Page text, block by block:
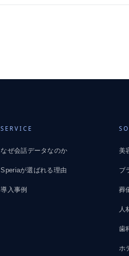
SERVICE
なぜ会話データなのか
Speriaが選ばれる理由
導入事例
美
ブ
葬
人
歯
ホ